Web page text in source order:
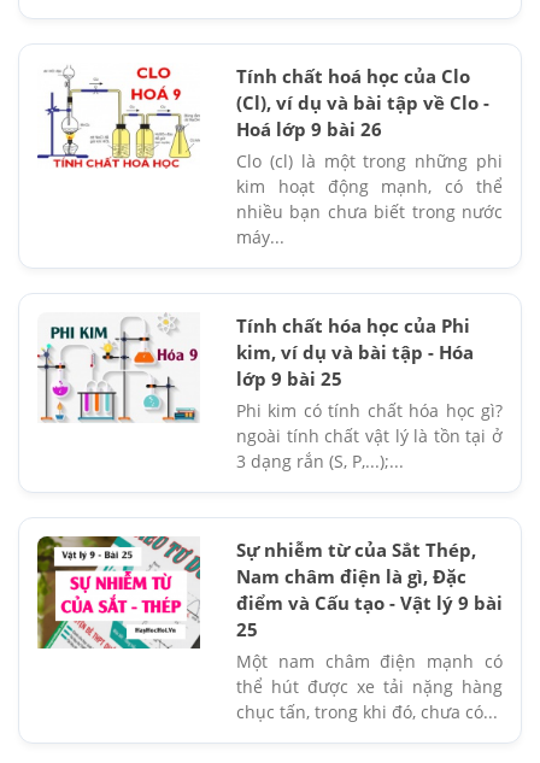
Tính chất hoá học của Clo
(Cl), ví dụ và bài tập về Clo -
Hoá lớp 9 bài 26
Clo (cl) là một trong những phi
kim hoạt động mạnh, có thể
nhiều bạn chưa biết trong nước
máy...
Tính chất hóa học của Phi
kim, ví dụ và bài tập - Hóa
lớp 9 bài 25
Phi kim có tính chất hóa học gì?
ngoài tính chất vật lý là tồn tại ở
3 dạng rắn (S, P,...);...
Sự nhiễm từ của Sắt Thép,
Nam châm điện là gì, Đặc
điểm và Cấu tạo - Vật lý 9 bài
25
Một nam châm điện mạnh có
thể hút được xe tải nặng hàng
chục tấn, trong khi đó, chưa có...